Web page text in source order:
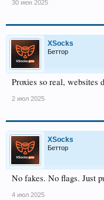
30 июн 2025
XSocks
Беттор
Proxies so real, websites
2 июл 2025
XSocks
Беттор
No fakes. No flags. Just
4 июл 2025